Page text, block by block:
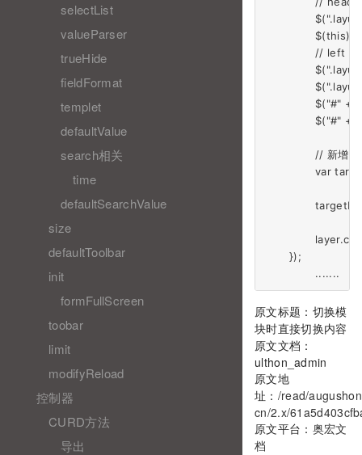
selectList
valueParser
trueHide
fieldFormat
templet
defaultValue
search相关
time
defaultSearchValue
size
defaultToolbar
init
formFullScreen
toobar
limit
modifyReload
控制器
CURD方法
导出
原文标题：切换模
块时直接切换内容
原文文档：
ulthon_admin
原文地
址： /read/
cn/2.x/
原文平台： 奥宏文
档